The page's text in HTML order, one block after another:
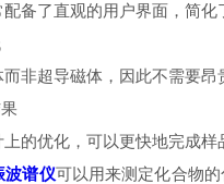
了直观的用户界面，简化
超导磁体，因此不需要昂
优化，可以更快地完成样
波谱仪可以用来测定化合物